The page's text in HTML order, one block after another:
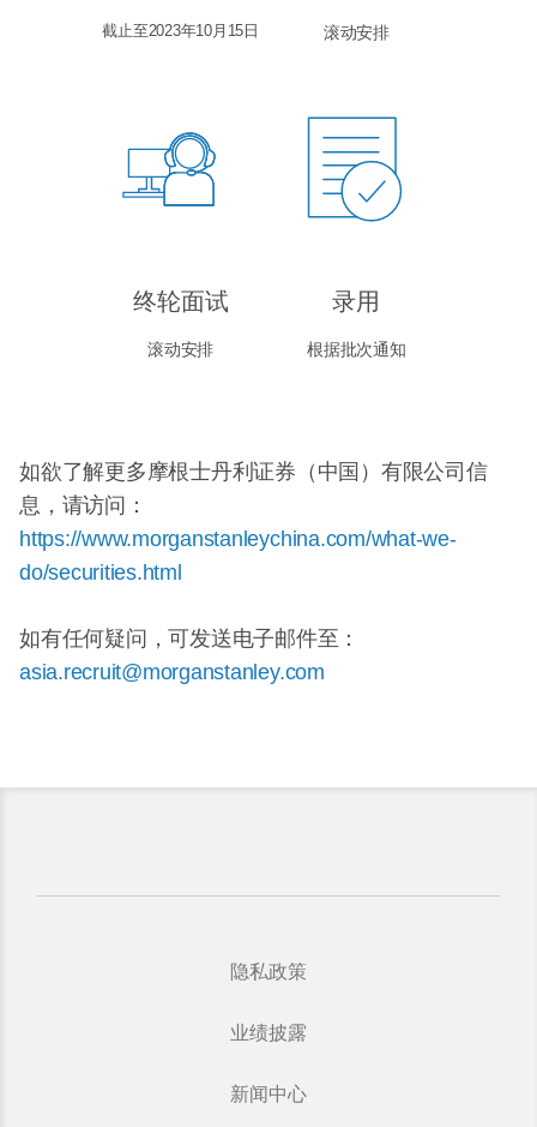
截止至2023年10月15日 滚动安排
终轮面试
滚动安排
录用
根据批次通知
如欲了解更多摩根士丹利证券（中国）有限公司信
息，请访问：
https://www.morganstanleychina.com/what-we-
do/securities.html
如有任何疑问，可发送电子邮件至：
asia.recruit@morganstanley.com
隐私政策
业绩披露
新闻中心